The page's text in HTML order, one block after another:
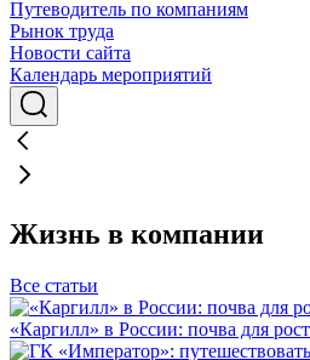
Путеводитель по компаниям
Рынок труда
Новости сайта
Календарь мероприятий
Жизнь в компании
Все статьи
«Каргилл» в России: почва для